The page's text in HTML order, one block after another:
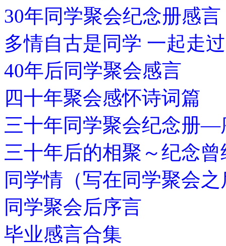
30年同学聚会纪念册感言
多情自古是同学 一起走
40年后同学聚会感言
四十年聚会感怀诗词篇
三十年同学聚会纪念册—
三十年后的相聚～纪念
同学情（写在同学聚会之
同学聚会后序言
毕业感言合集